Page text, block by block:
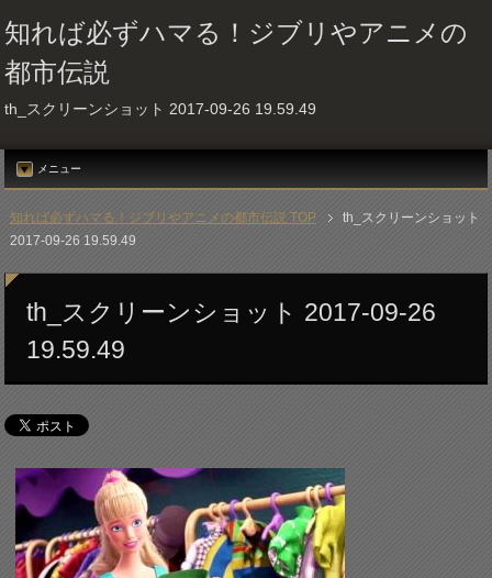
知れば必ずハマる！ジブリやアニメの
都市伝説
th_スクリーンショット 2017-09-26 19.59.49
メニュー
知れば必ずハマる！ジブリやアニメの都市伝説 TOP
th_スクリーンショット
2017-09-26 19.59.49
th_スクリーンショット 2017-09-26
19.59.49